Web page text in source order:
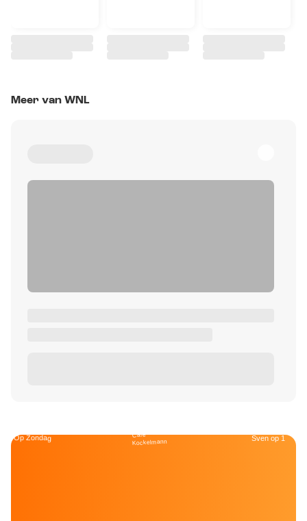
Meer van WNL
Op Zondag Café
Kockelmann Sven op 1